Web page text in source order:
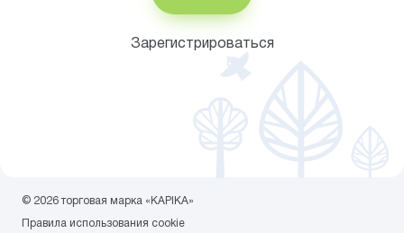
Зарегистрироваться
© 2026 торговая марка «KAPIKA»
Правила использования cookie